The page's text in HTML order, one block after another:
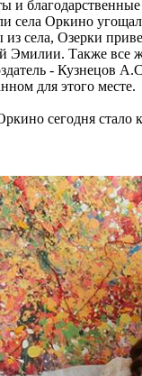
благодарственные
села Оркино
села, Озерки
Эмилии. Также все
- Кузнецов
для этого месте.
сегодня